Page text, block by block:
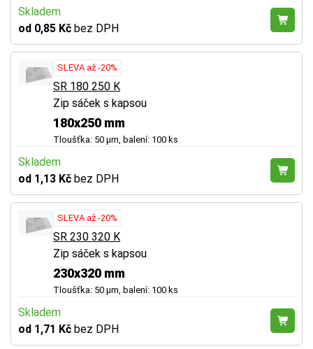
Skladem
od 0,85 Kč bez DPH
SLEVA až -20%
SR 180 250 K
Zip sáček s kapsou
180x250 mm
Tloušťka: 50 µm, balení: 100 ks
Skladem
od 1,13 Kč bez DPH
SLEVA až -20%
SR 230 320 K
Zip sáček s kapsou
230x320 mm
Tloušťka: 50 µm, balení: 100 ks
Skladem
od 1,71 Kč bez DPH